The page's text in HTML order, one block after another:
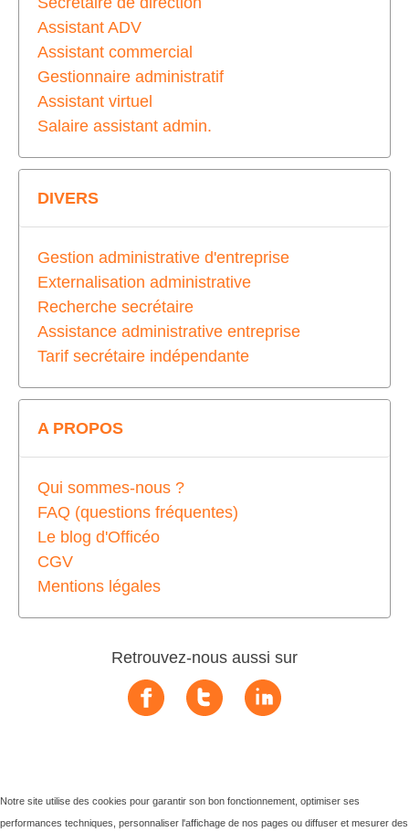
Assistant ADV
Assistant commercial
Gestionnaire administratif
Assistant virtuel
Salaire assistant admin.
DIVERS
Gestion administrative d'entreprise
Externalisation administrative
Recherche secrétaire
Assistance administrative entreprise
Tarif secrétaire indépendante
A PROPOS
Qui sommes-nous ?
FAQ (questions fréquentes)
Le blog d'Officéo
CGV
Mentions légales
Retrouvez-nous aussi sur
Notre site utilise des cookies pour garantir son bon fonctionnement, optimiser ses
performances techniques, personnaliser l'affichage de nos pages ou diffuser et mesurer des